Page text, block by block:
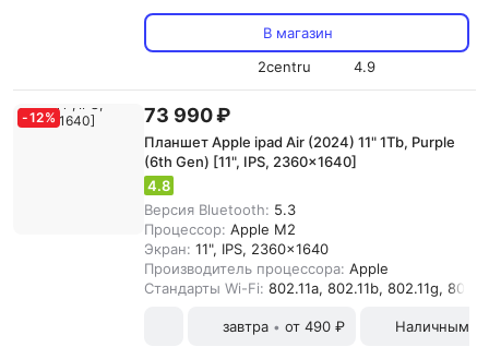
В магазин
2centru
4.9
-12% 73 990 ₽
Планшет Apple ipad Air (2024) 11" 1Tb, Purple
(6th Gen) [11", IPS, 2360x1640]
4.8
Версия Bluetooth: 5.3
Процессор: Apple M2
Экран: 11", IPS, 2360x1640
Производитель процессора: Apple
Стандарты Wi-Fi: 802.11a, 802.11b, 802.11g,
завтра • от 490 ₽ Наличными